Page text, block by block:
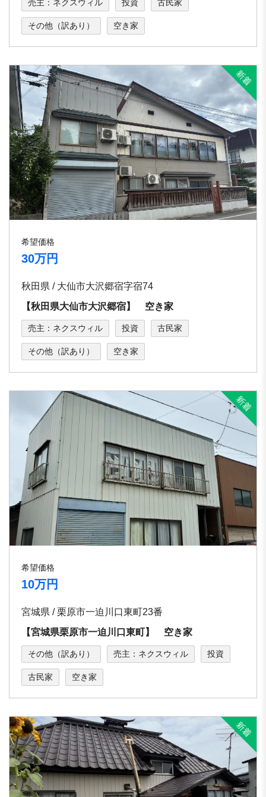
売主：ネクスウィル 投資 古民家
その他（訳あり） 空き家
希望価格
30万円
秋田県 / 大仙市大沢郷宿字宿74
【秋田県大仙市大沢郷宿】 空き家
売主：ネクスウィル 投資 古民家
その他（訳あり） 空き家
希望価格
10万円
宮城県 / 栗原市一迫川口東町23番
【宮城県栗原市一迫川口東町】 空き家
その他（訳あり） 売主：ネクスウィル 投資
古民家 空き家